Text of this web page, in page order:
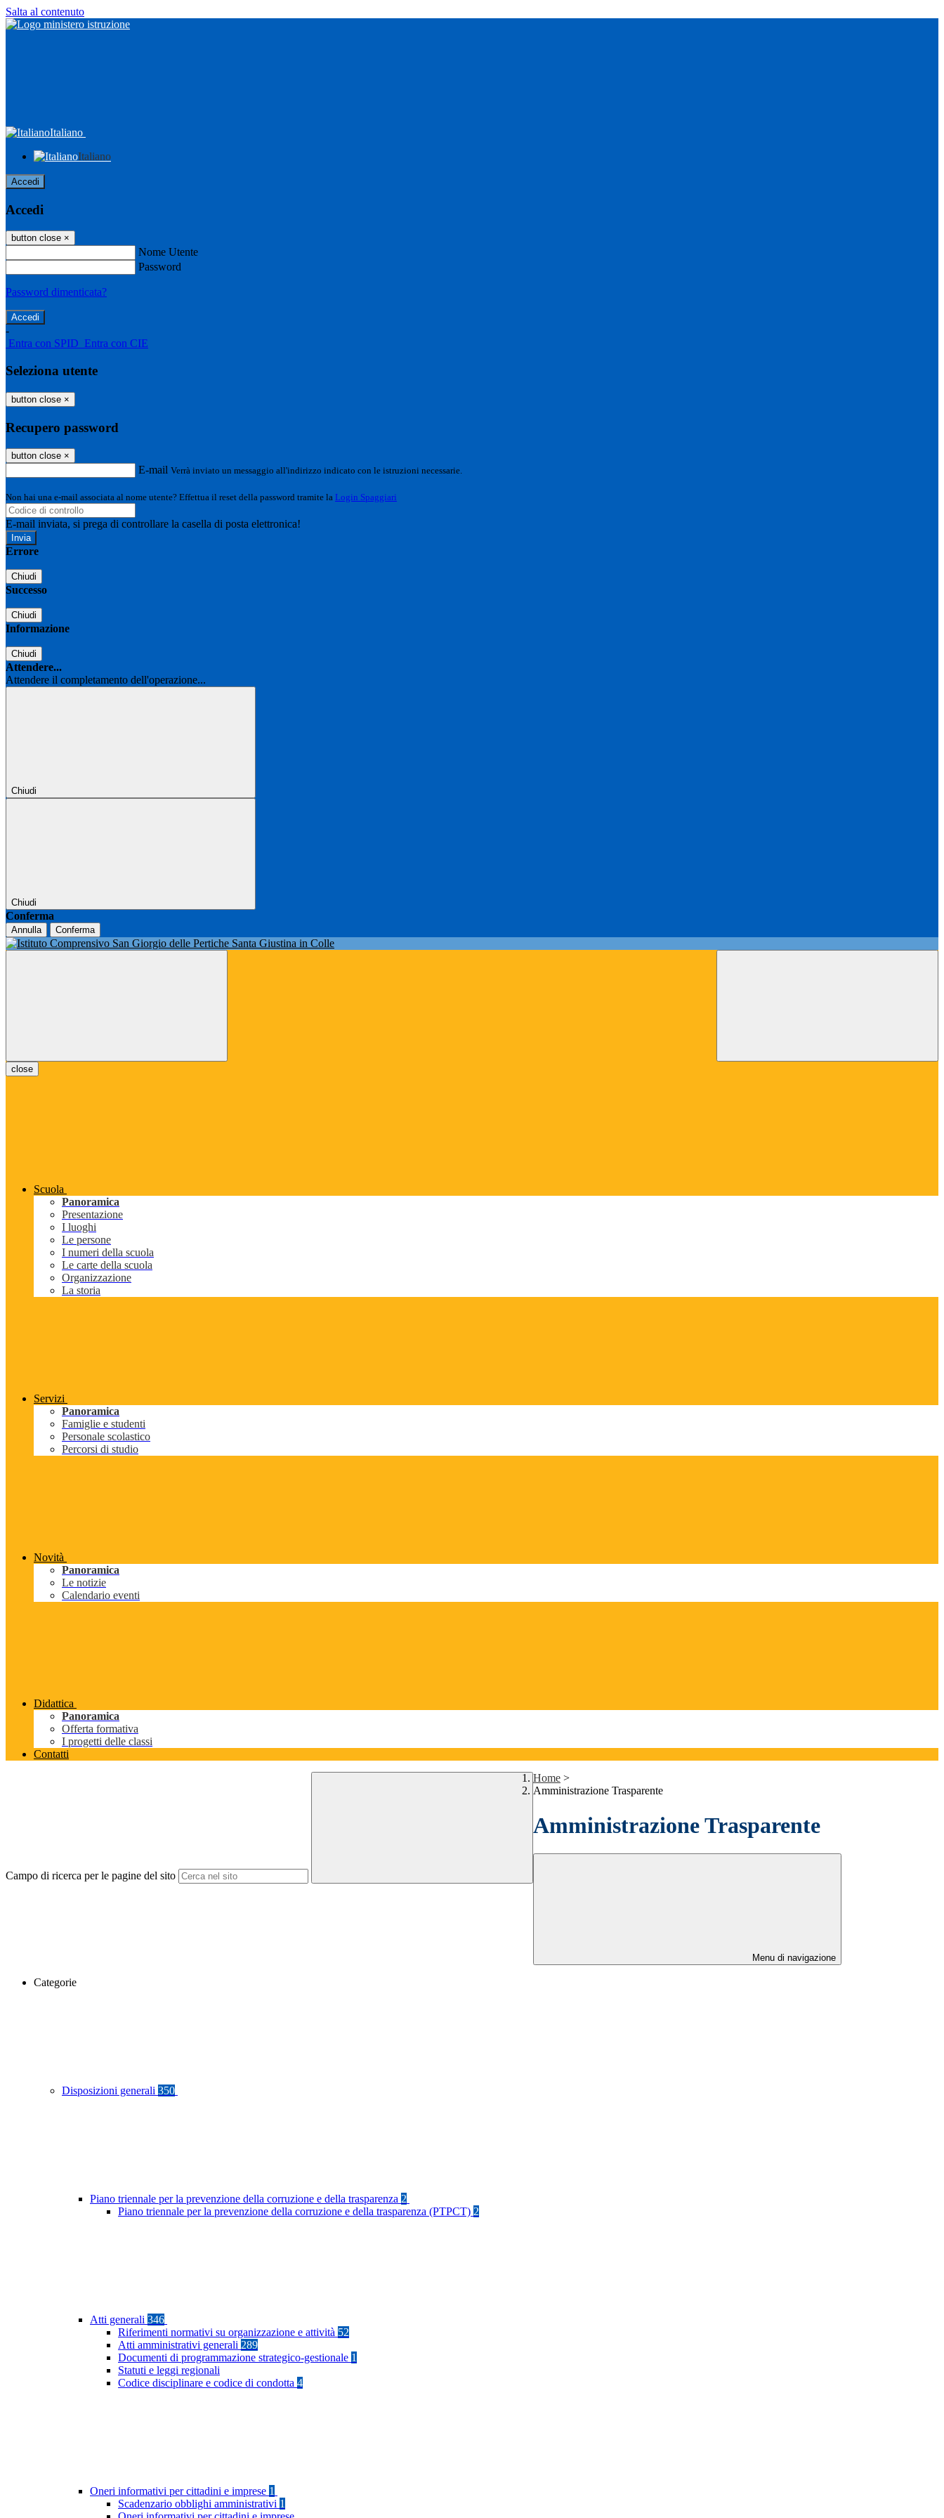
Salta al contenuto
Italiano
Italiano
Accedi
Accedi
button close ×
Nome Utente
Password
Password dimenticata?
-
Entra con SPID Entra con CIE
Seleziona utente
button close ×
Recupero password
button close ×
E-mail Verrà inviato un messaggio all'indirizzo indicato con le istruzioni necessarie.
Non hai una e-mail associata al nome utente? Effettua il reset della password tramite la Login Spaggiari
E-mail inviata, si prega di controllare la casella di posta elettronica!
Errore
Chiudi
Successo
Chiudi
Informazione
Chiudi
Attendere...
Attendere il completamento dell'operazione...
Chiudi
Chiudi
Conferma
Annulla Conferma
close
Scuola
Panoramica
Presentazione
I luoghi
Le persone
I numeri della scuola
Le carte della scuola
Organizzazione
La storia
Servizi
Panoramica
Famiglie e studenti
Personale scolastico
Percorsi di studio
Novità
Panoramica
Le notizie
Calendario eventi
Didattica
Panoramica
Offerta formativa
I progetti delle classi
Contatti
Campo di ricerca per le pagine del sito
Home >
Amministrazione Trasparente
Amministrazione Trasparente
Menu di navigazione
Categorie
Disposizioni generali 350
Piano triennale per la prevenzione della corruzione e della trasparenza 2
Piano triennale per la prevenzione della corruzione e della trasparenza (PTPCT) 2
Atti generali 346
Riferimenti normativi su organizzazione e attività 52
Atti amministrativi generali 289
Documenti di programmazione strategico-gestionale 1
Statuti e leggi regionali
Codice disciplinare e codice di condotta 4
Oneri informativi per cittadini e imprese 1
Scadenzario obblighi amministrativi 1